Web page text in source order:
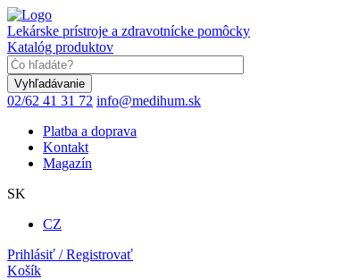
Skočiť
na
hlavný
obsah
Lekárske prístroje a zdravotnícke pomôcky
Katalóg produktov
02/62 41 31 72 info@medihum.sk
Platba a doprava
Kontakt
Magazín
SK
CZ
Prihlásiť / Registrovať
Košík